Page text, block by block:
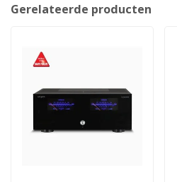
Gerelateerde producten